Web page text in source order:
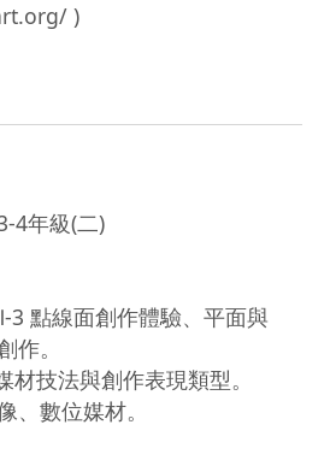
4年級(二)
3 點線面創作體驗、平面與
作。
技法與創作表現類型。
數位媒材。